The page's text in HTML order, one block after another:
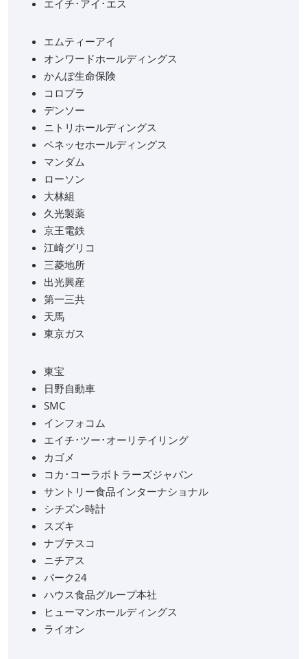
エイチ･アイ･エス
エムティーアイ
オンワードホールディングス
かんぽ生命保険
コロプラ
デンソー
ニトリホールディングス
ベネッセホールディングス
マンダム
ローソン
大林組
久光製薬
京王電鉄
江崎グリコ
三菱地所
出光興産
第一三共
天馬
東京ガス
東宝
日野自動車
SMC
インフォコム
エイチ･ツー･オーリテイリング
カゴメ
コカ･コーラボトラーズジャパン
サントリー食品インターナショナル
シチズン時計
スズキ
ナブテスコ
ニチアス
パーク24
ハウス食品グループ本社
ヒューマンホールディングス
ライオン